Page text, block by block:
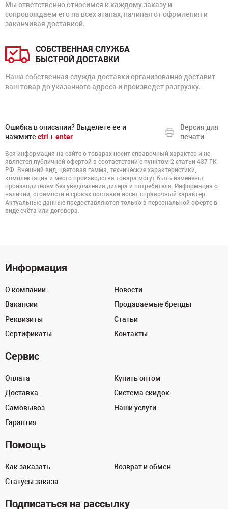
Мы ответственно относимся к каждому заказу и
сопровождаем его на всех этапах, начиная от офрмления и
заканчивая доставкой.
СОБСТВЕННАЯ СЛУЖБА
БЫСТРОЙ ДОСТАВКИ
Наша собственная служда доставки организованно доставит
ваш товар до указанного адреса и произведет разгрузку.
Ошибка в описании? Выделете ее и
нажмите ctrl +enter
Версия для
печати
Вся информация на сайте о товарах носит справочный характер и не
является публичной офертой в соответствии с пунктом 2 статьи 437 ГК
РФ. Внешний вид, цветовая гамма, технические характеристики,
комплектация и место производства товара могут быть изменены
производителем без уведомления дилера и потребителя. Информация о
наличии, стоимости и сроках поставки носят справочный характер.
Актуальные данные предоставляются только в персональной оферте в
виде счёта или договора.
Информация
О компании
Вакансии
Реквизиты
Сертификаты
Новости
Продаваемые бренды
Статьи
Контакты
Сервис
Оплата
Доставка
Самовывоз
Гарантия
Купить оптом
Система скидок
Наши услуги
Помощь
Как заказать
Статусы заказа
Возврат и обмен
Подписаться на рассылку